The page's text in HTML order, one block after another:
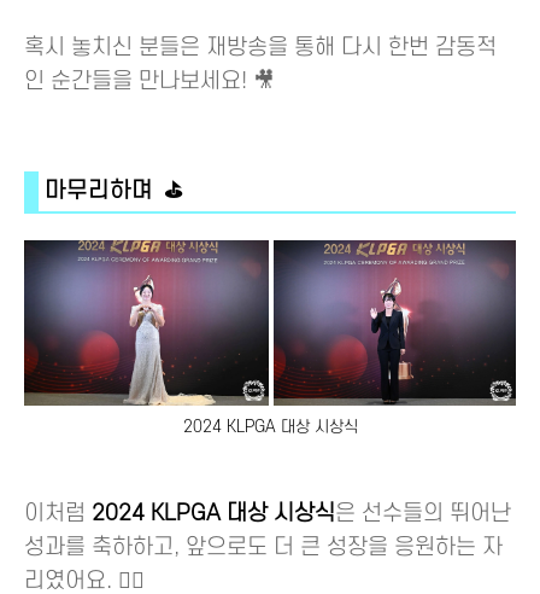
혹시 놓치신 분들은 재방송을 통해 다시 한번 감동적
인 순간들을 만나보세요! 🎥
마무리하며 ⛳
2024 KLPGA 대상 시상식
이처럼 2024 KLPGA 대상 시상식은 선수들의 뛰어난
성과를 축하하고, 앞으로도 더 큰 성장을 응원하는 자
리였어요. 🏌️‍♂️